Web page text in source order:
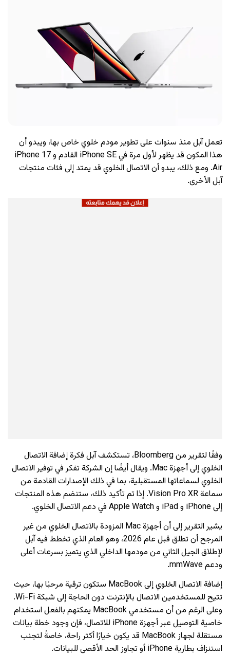
تعمل آبل منذ سنوات على تطوير مودم خلوي خاص بها، ويبدو أن
هذا المكون قد يظهر لأول مرة في iPhone SE القادم و iPhone 17
Air. ومع ذلك، يبدو أن الاتصال الخلوي قد يمتد إلى فئات منتجات
آبل الأخرى.
وفقًا لتقرير من Bloomberg، تستكشف آبل فكرة إضافة الاتصال
الخلوي إلى أجهزة Mac. ويقال أيضًا إن الشركة تفكر في توفير الاتصال
الخلوي لسماعاتها المستقبلية، بما في ذلك الإصدارات القادمة من
سماعة Vision Pro XR. إذا تم تأكيد ذلك، ستنضم هذه المنتجات
إلى iPhone و iPad و Apple Watch في دعم الاتصال الخلوي.
يشير التقرير إلى أن أجهزة Mac المزودة بالاتصال الخلوي من غير
المرجح أن تطلق قبل عام 2026، وهو العام الذي تخطط فيه آبل
لإطلاق الجيل الثاني من مودمها الداخلي الذي يتميز بسرعات أعلى
ودعم mmWave.
إضافة الاتصال الخلوي إلى MacBook ستكون ترقية مرحبًا بها، حيث
تتيح للمستخدمين الاتصال بالإنترنت دون الحاجة إلى شبكة Wi-Fi.
وعلى الرغم من أن مستخدمي MacBook يمكنهم بالفعل استخدام
خاصية التوصيل عبر أجهزة iPhone للاتصال، فإن وجود خطة بيانات
مستقلة لجهاز MacBook قد يكون خيارًا أكثر راحة، خاصةً لتجنب
استنزاف بطارية iPhone أو تجاوز الحد الأقصى للبيانات.